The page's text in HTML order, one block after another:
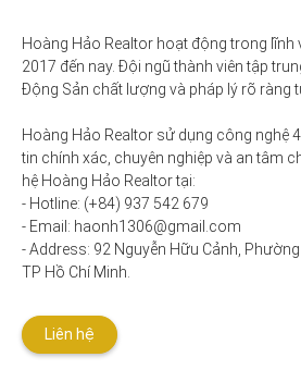
Hoàng Hảo Realtor hoạt động trong
2017 đến nay. Đội ngũ thành viên tập
Động Sản chất lượng và pháp lý rõ ràng
Hoàng Hảo Realtor sử dụng công nghệ
tin chính xác, chuyên nghiệp và an tâm
hệ Hoàng Hảo Realtor tại:
- Hotline: (+84) 937 542 679
- Email: haonh1306@gmail.com
- Address: 92 Nguyễn Hữu Cảnh,
TP Hồ Chí Minh.
Liên hệ